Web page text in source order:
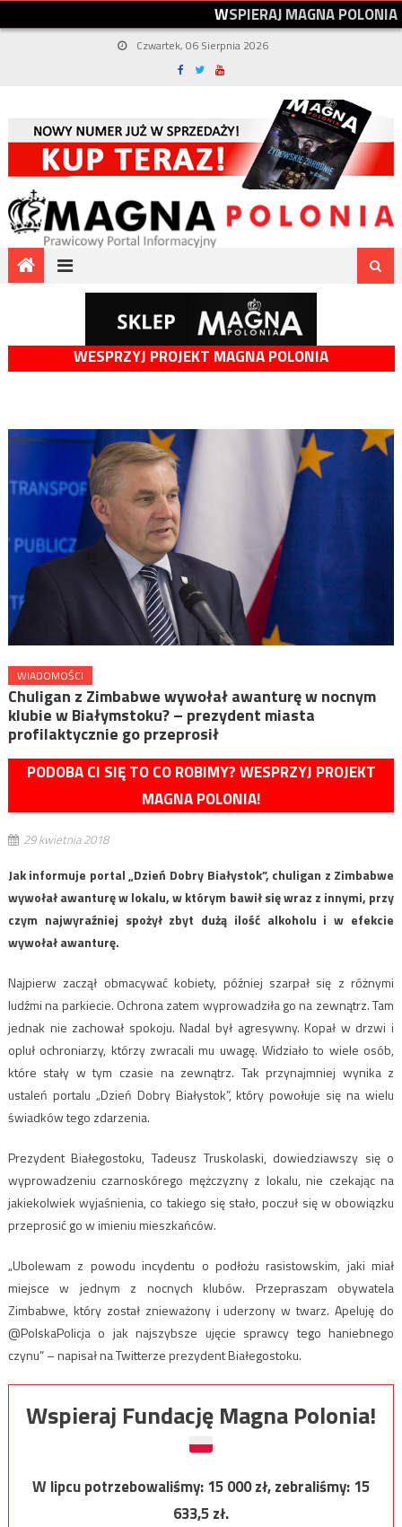
WSPIERAJMAGNAPOLONIA
Czwartek, 06 Sierpnia 2026
WESPRZYJ PROJEKT MAGNA POLONIA
WIADOMOŚCI
Chuligan z Zimbabwe wywołał awanturę w nocnym
klubie w Białymstoku? – prezydent miasta
profilaktycznie go przeprosił
PODOBA CI SIĘ TO CO ROBIMY? WESPRZYJ PROJEKT
MAGNA POLONIA!
29 kwietnia 2018
Jak informuje portal „Dzień Dobry Białystok”, chuligan z Zimbabwe
wywołał awanturę w lokalu, w którym bawił się wraz z innymi, przy
czym najwyraźniej spożył zbyt dużą ilość alkoholu i w efekcie
wywołał awanturę.
Najpierw zaczął obmacywać kobiety, później szarpał się z różnymi
ludźmi na parkiecie. Ochrona zatem wyprowadziła go na zewnątrz. Tam
jednak nie zachował spokoju. Nadal był agresywny. Kopał w drzwi i
opluł ochroniarzy, którzy zwracali mu uwagę. Widziało to wiele osób,
które stały w tym czasie na zewnątrz. Tak przynajmniej wynika z
ustaleń portalu „Dzień Dobry Białystok”, który powołuje się na wielu
świadków tego zdarzenia.
Prezydent Białegostoku, Tadeusz Truskolaski, dowiedziawszy się o
wyprowadzeniu czarnoskórego mężczyzny z lokalu, nie czekając na
jakiekolwiek wyjaśnienia, co takiego się stało, poczuł się w obowiązku
przeprosić go w imieniu mieszkańców.
„Ubolewam z powodu incydentu o podłożu rasistowskim, jaki miał
miejsce w jednym z nocnych klubów. Przepraszam obywatela
Zimbabwe, który został znieważony i uderzony w twarz. Apeluję do
@PolskaPolicja o jak najszybsze ujęcie sprawcy tego haniebnego
czynu” – napisał na Twitterze prezydent Białegostoku.
Wspieraj Fundację Magna Polonia!
W lipcu potrzebowaliśmy:15 000zł, zebraliśmy:15
633,5zł.